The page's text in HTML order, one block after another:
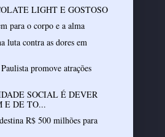
LIGHT E GOSTOSO
para o corpo e a alma
luta contra as dores em
promove atrações
SOCIAL É DEVER
E DE TO...
R$ 500 milhões para